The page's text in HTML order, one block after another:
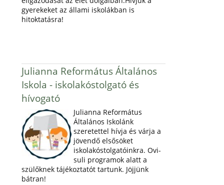
gyerekeket az állami iskolákban is
hitoktatásra!
Julianna Református Általános
Iskola - iskolakóstolgató és
hívogató
Julianna Református
Általános Iskolánk
szeretettel hívja és várja a
jövendő elsősöket
iskolakóstolgatóinkra. Ovi-
suli programok alatt a
szülőknek tájékoztatót tartunk. Jöjjünk
bátran!